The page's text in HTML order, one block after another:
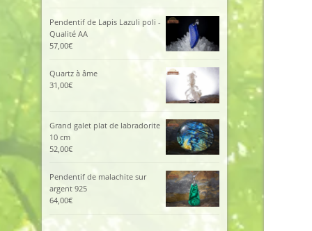
Pendentif de Lapis Lazuli poli -
Qualité AA
57,00€
Quartz à âme
31,00€
Grand galet plat de labradorite
10 cm
52,00€
Pendentif de malachite sur
argent 925
64,00€